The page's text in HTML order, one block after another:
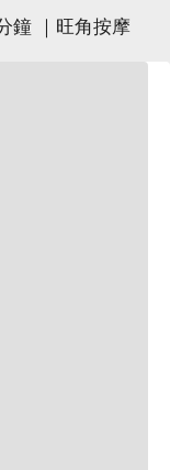
鐘 ｜旺角按摩